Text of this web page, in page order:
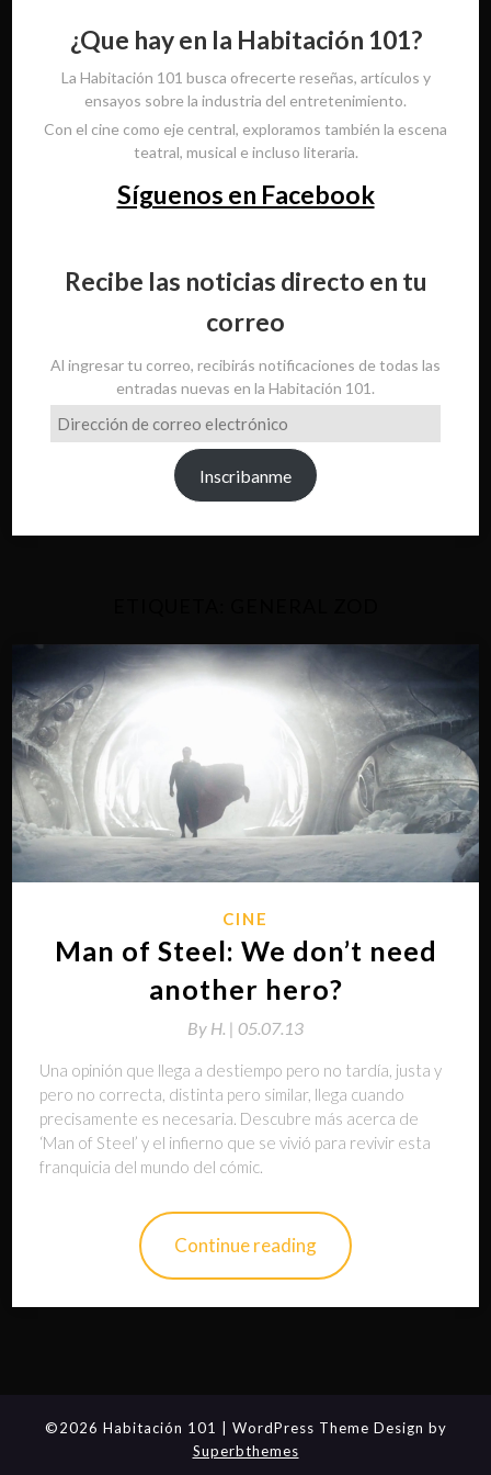
¿Que hay en la Habitación 101?
La Habitación 101 busca ofrecerte reseñas, artículos y
ensayos sobre la industria del entretenimiento.
Con el cine como eje central, exploramos también la escena
teatral, musical e incluso literaria.
Síguenos en Facebook
Recibe las noticias directo en tu
correo
Al ingresar tu correo, recibirás notificaciones de todas las
entradas nuevas en la Habitación 101.
Dirección
de
Inscribanme
CINE
Man of Steel: We don’t need
another hero?
By H. | 05.07.13
Una opinión que llega a destiempo pero no tardía, justa y
pero no correcta, distinta pero similar, llega cuando
precisamente es necesaria. Descubre más acerca de
‘Man of Steel’ y el infierno que se vivió para revivir esta
franquicia del mundo del cómic.
Continue reading
©2026 Habitación 101
| WordPress Theme Design by
Superbthemes